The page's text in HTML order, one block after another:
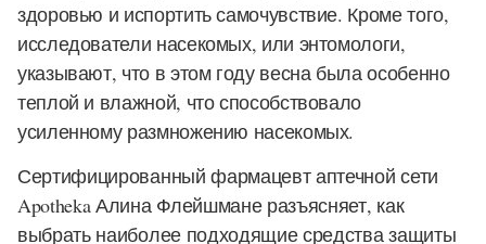
здоровью и испортить самочувствие. Кроме того,
исследователи насекомых, или энтомологи,
указывают, что в этом году весна была особенно
теплой и влажной, что способствовало
усиленному размножению насекомых.
Сертифицированный фармацевт аптечной сети
Apotheka Алина Флейшмане разъясняет, как
выбрать наиболее подходящие средства защиты